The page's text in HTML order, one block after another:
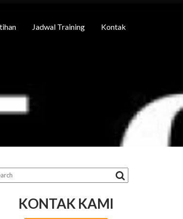
Jadwal Training Kontak
KONTAK KAMI